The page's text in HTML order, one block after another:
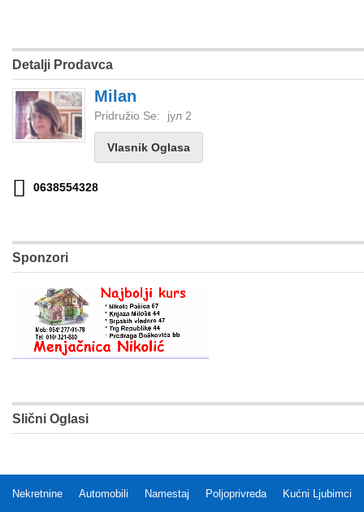
Detalji Prodavca
Milan
Pridružio Se: јул 2
Vlasnik Oglasa
0638554328
Sponzori
Slični Oglasi
Nekretnine Automobili Namestaj Poljoprivreda Kućni Ljubimci